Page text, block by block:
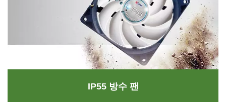
IP55 방수 팬